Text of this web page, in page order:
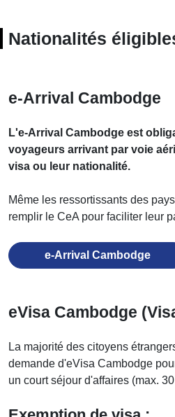
Nationalités
e-Arrival Cambodge
L'e-Arrival Cambodge est
voyageurs arrivant par voie
visa ou leur nationalité.
Même les ressortissants des
remplir le CeA pour faciliter leur
e-Arrival Cambodge
eVisa Cambodge
La majorité des citoyens
demande d'eVisa Cambodge
un court séjour d'affaires (max.